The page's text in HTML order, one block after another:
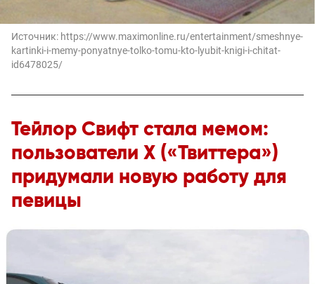
Источник: https://www.maximonline.ru/entertainment/smeshnye-
kartinki-i-memy-ponyatnye-tolko-tomu-kto-lyubit-knigi-i-chitat-
id6478025/
Тейлор Свифт стала мемом:
пользователи X («Твиттера»)
придумали новую работу для
певицы